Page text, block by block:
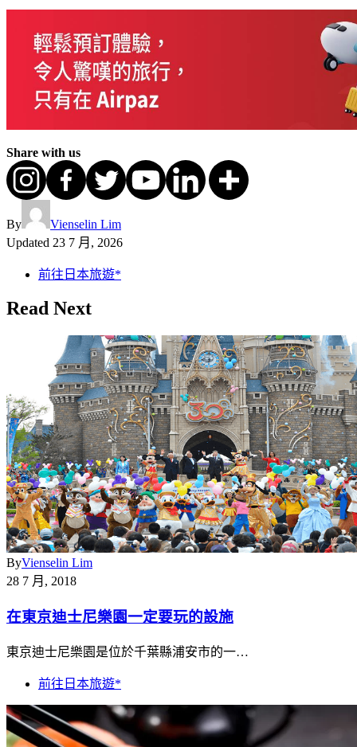
Share with us
By
Vienselin Lim
Updated 23 7 月, 2026
前往日本旅遊*
Read Next
ByVienselin Lim
28 7 月, 2018
在東京迪士尼樂園一定要玩的設施
東京迪士尼樂園是位於千葉縣浦安市的一…
前往日本旅遊*